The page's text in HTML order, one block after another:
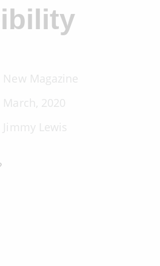
New Magazine
March, 2020
Jimmy Lewis